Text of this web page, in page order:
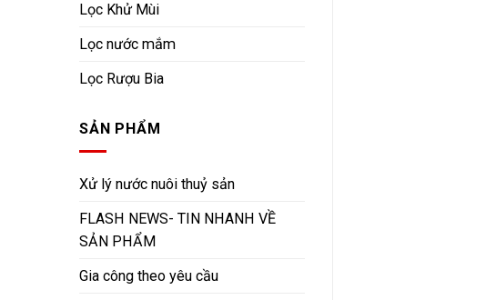
Lọc Khử Mùi
Lọc nước mắm
Lọc Rượu Bia
SẢN PHẨM
Xử lý nước nuôi thuỷ sản
FLASH NEWS- TIN NHANH VỀ
SẢN PHẨM
Gia công theo yêu cầu